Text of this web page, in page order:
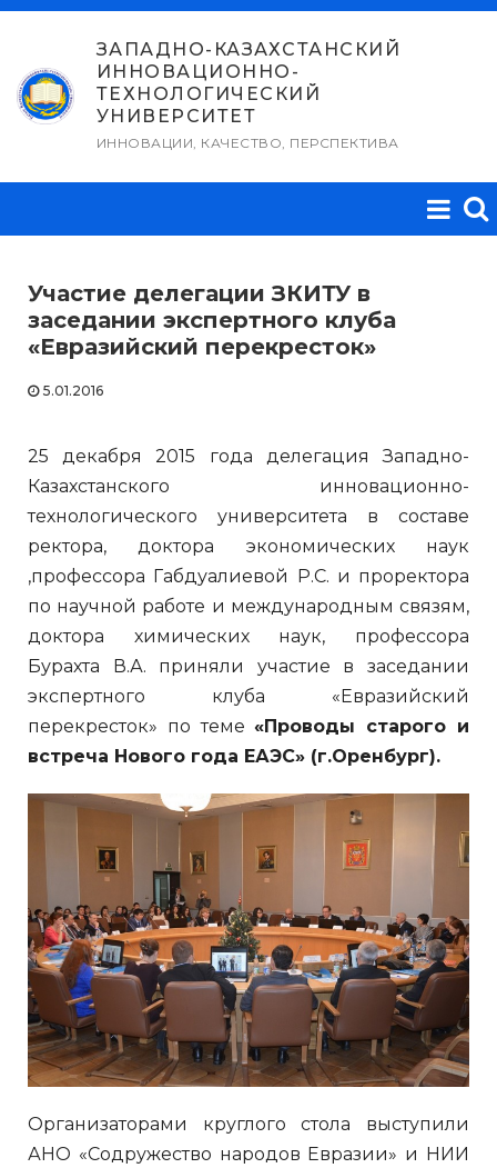
Перейти
содержимому
ЗАПАДНО-КАЗАХСТАНСКИЙ
ИННОВАЦИОННО-
ТЕХНОЛОГИЧЕСКИЙ
УНИВЕРСИТЕТ
ИННОВАЦИИ, КАЧЕСТВО, ПЕРСПЕКТИВА
Участие делегации ЗКИТУ в
заседании экспертного клуба
«Евразийский перекресток»
5.01.2016
25 декабря 2015 года делегация Западно-
Казахстанского инновационно-
технологического университета в составе
ректора, доктора экономических наук
,профессора Габдуалиевой Р.С. и проректора
по научной работе и международным связям,
доктора химических наук, профессора
Бурахта В.А. приняли участие в заседании
экспертного клуба «Евразийский
перекресток» по теме«Проводы старого и
встреча Нового года ЕАЭС» (г.Оренбург).
Организаторами круглого стола выступили
АНО «Содружество народов Евразии» и НИИ